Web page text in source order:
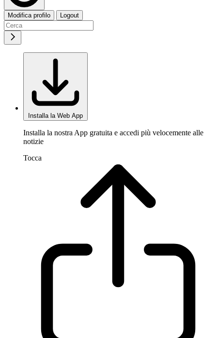
Modifica profilo Logout
Installa la Web App
Installa la nostra App gratuita e accedi più velocemente alle
notizie
Tocca